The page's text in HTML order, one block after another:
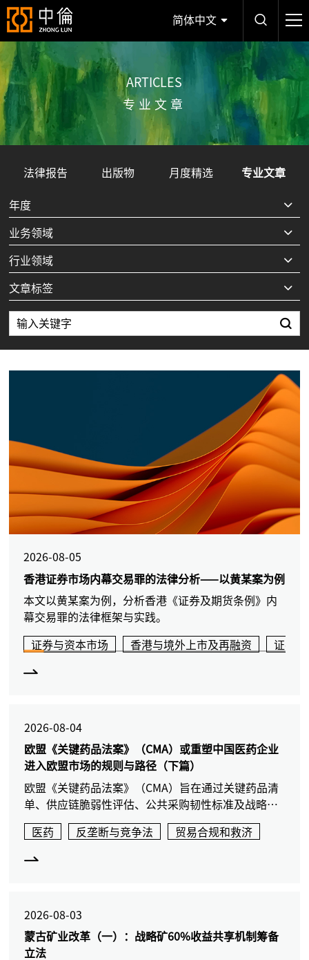
简体中文
ARTICLES
专业文章
法律报告 出版物 月度精选 专业文章
年度
业务领域
行业领域
文章标签
2026-08-05
香港证券市场内幕交易罪的法律分析——以黄某案为例
本文以黄某案为例，分析香港《证券及期货条例》内
幕交易罪的法律框架与实践。
证券与资本市场 香港与境外上市及再融资 证券
2026-08-04
欧盟《关键药品法案》（CMA）或重塑中国医药企业
进入欧盟市场的规则与路径（下篇）
欧盟《关键药品法案》（CMA）旨在通过关键药品清
单、供应链脆弱性评估、公共采购韧性标准及战略项
目等工具，提升欧盟医药供应链安全。该法案将改变
中国医药企业进入欧盟市场的规则，从单纯的价格质
量竞争转向供应链韧性证明。企业需提前建立供应链
医药 反垄断与竞争法 贸易合规和救济
2026-08-03
蒙古矿业改革（一）：战略矿60%收益共享机制筹备
立法